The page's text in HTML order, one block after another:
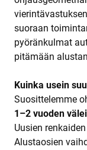
suoraan
pyöränkulmat
pitämään
Kuinka usein
Suosittelemme
1–2 vuoden
Uusien
Alustaosien